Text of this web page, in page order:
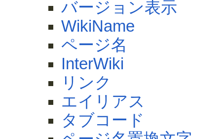
バージョン表示
WikiName
ページ名
InterWiki
リンク
エイリアス
タブコード